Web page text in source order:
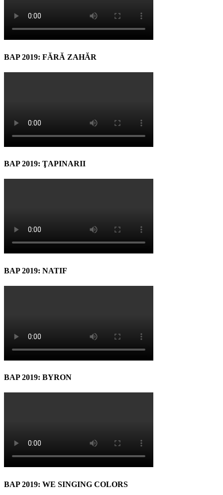
BAP 2019: FĂRĂ ZAHĂR
BAP 2019: ŢAPINARII
BAP 2019: NATIF
BAP 2019: BYRON
BAP 2019: WE SINGING COLORS